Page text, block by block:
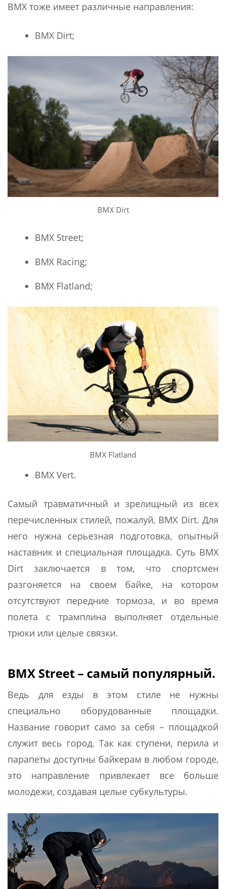
BMX тоже имеет различные направления:
BMX Dirt;
BMX Dirt
BMX Street;
BMX Racing;
BMX Flatland;
BMX Flatland
BMX Vert.
Самый травматичный и зрелищный из всех
перечисленных стилей, пожалуй, BMX Dirt. Для
него нужна серьезная подготовка, опытный
наставник и специальная площадка. Суть BMX
Dirt заключается в том, что спортсмен
разгоняется на своем байке, на котором
отсутствуют передние тормоза, и во время
полета с трамплина выполняет отдельные
трюки или целые связки.
BMX Street – самый популярный.
Ведь для езды в этом стиле не нужны
специально оборудованные площадки.
Название говорит само за себя – площадкой
служит весь город. Так как ступени, перила и
парапеты доступны байкерам в любом городе,
это направление привлекает все больше
молодежи, создавая целые субкультуры.